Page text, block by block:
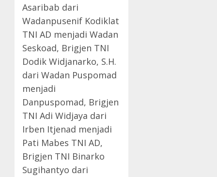
Asaribab dari
Wadanpusenif Kodiklat
TNI AD menjadi Wadan
Seskoad, Brigjen TNI
Dodik Widjanarko, S.H.
dari Wadan Puspomad
menjadi
Danpuspomad, Brigjen
TNI Adi Widjaya dari
Irben Itjenad menjadi
Pati Mabes TNI AD,
Brigjen TNI Binarko
Sugihantyo dari